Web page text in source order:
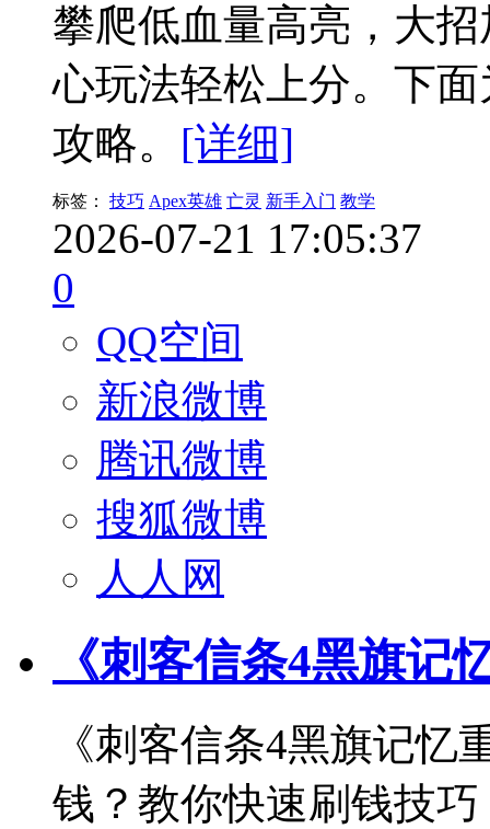
攀爬低血量高亮，大
心玩法轻松上分。下
攻略。 [详细]
标签： 技巧 Apex英雄 亡灵 新手入门 教学
2026-07-21 17:05:37
0
QQ空间
新浪微博
腾讯微博
搜狐微博
人人网
《刺客信条4黑旗记
《刺客信条4黑旗记
钱？教你快速刷钱技